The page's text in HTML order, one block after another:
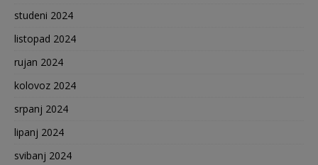
studeni 2024
listopad 2024
rujan 2024
kolovoz 2024
srpanj 2024
lipanj 2024
svibanj 2024